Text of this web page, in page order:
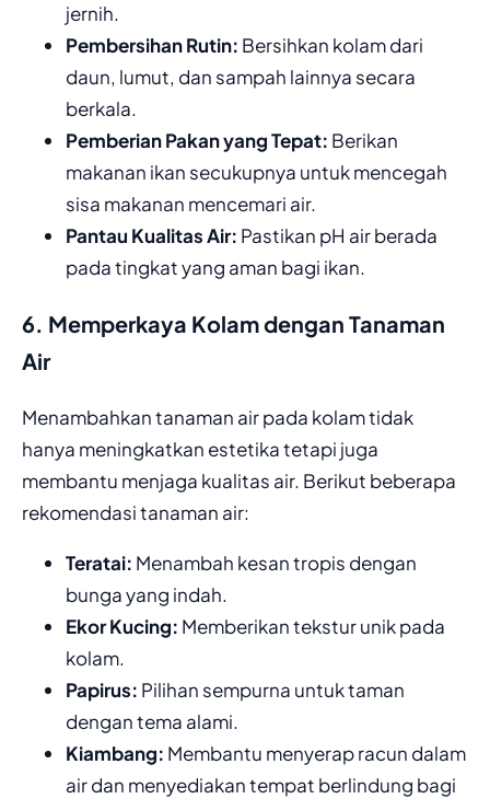
jernih.
Pembersihan Rutin: Bersihkan kolam dari
daun, lumut, dan sampah lainnya secara
berkala.
Pemberian Pakan yang Tepat: Berikan
makanan ikan secukupnya untuk mencegah
sisa makanan mencemari air.
Pantau Kualitas Air: Pastikan pH air berada
pada tingkat yang aman bagi ikan.
6. Memperkaya Kolam dengan Tanaman
Air
Menambahkan tanaman air pada kolam tidak
hanya meningkatkan estetika tetapi juga
membantu menjaga kualitas air. Berikut beberapa
rekomendasi tanaman air:
Teratai: Menambah kesan tropis dengan
bunga yang indah.
Ekor Kucing: Memberikan tekstur unik pada
kolam.
Papirus: Pilihan sempurna untuk taman
dengan tema alami.
Kiambang: Membantu menyerap racun dalam
air dan menyediakan tempat berlindung bagi